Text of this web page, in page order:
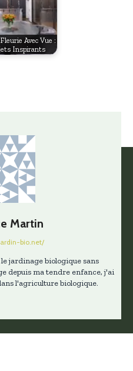
Avec Vue :
Inspirants
Martin
bio.net/
jardinage biologique sans
depuis ma tendre enfance, j'ai
l'agriculture biologique.